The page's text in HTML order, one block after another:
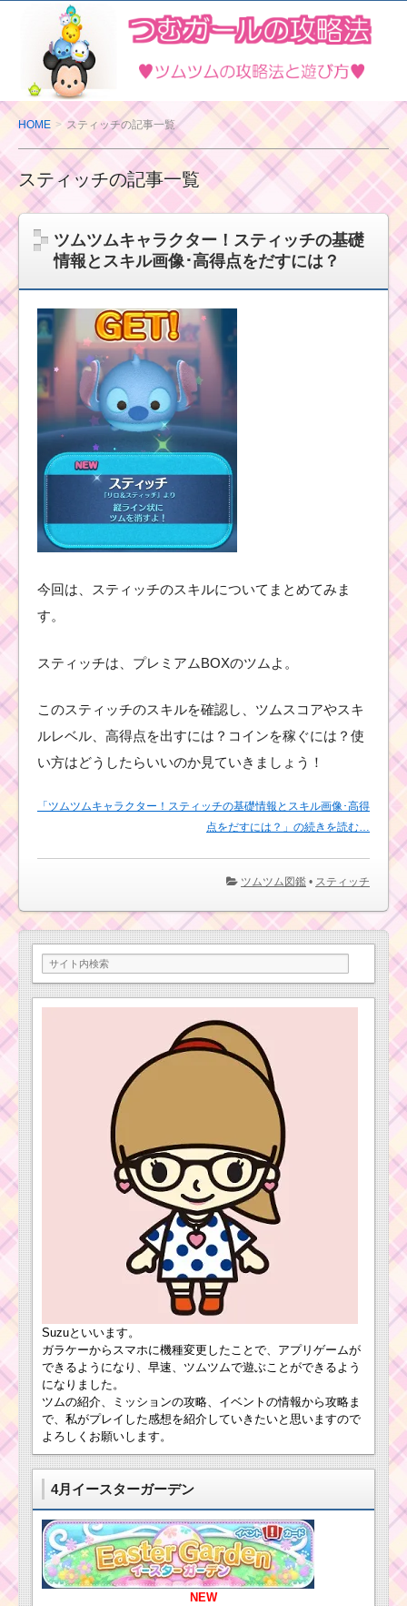
ム
ツ
ム
の
攻
法
と
遊
び
HOME スティッチの記事一覧
スティッチの記事一覧
ツムツムキャラクター！スティッチの基礎
情報とスキル画像･高得点をだすには？
今回は、スティッチのスキルについてまとめてみま
す。
スティッチは、プレミアムBOXのツムよ。
このスティッチのスキルを確認し、ツムスコアやスキ
ルレベル、高得点を出すには？コインを稼ぐには？使
い方はどうしたらいいのか見ていきましょう！
「ツムツムキャラクター！スティッチの基礎情報とスキル画像･高得
点をだすには？」の続きを読む…
ツムツム図鑑 • スティッチ
Suzuといいます。
ガラケーからスマホに機種変更したことで、アプリゲームが
できるようになり、早速、ツムツムで遊ぶことができるよう
になりました。
ツムの紹介、ミッションの攻略、イベントの情報から攻略ま
で、私がプレイした感想を紹介していきたいと思いますので
よろしくお願いします。
4月イースターガーデン
NEW